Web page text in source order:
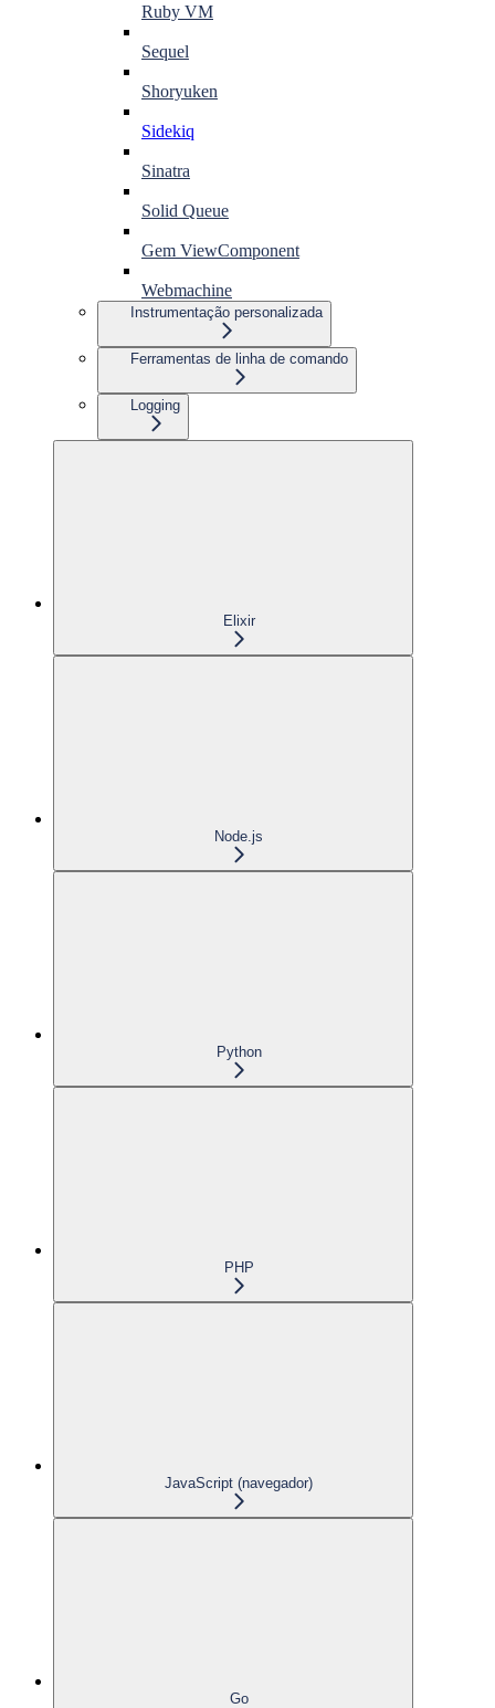
Ruby VM
Sequel
Shoryuken
Sidekiq
Sinatra
Solid Queue
Gem ViewComponent
Webmachine
Instrumentação personalizada
Ferramentas de linha de comando
Logging
Elixir
Node.js
Python
PHP
JavaScript (navegador)
Go